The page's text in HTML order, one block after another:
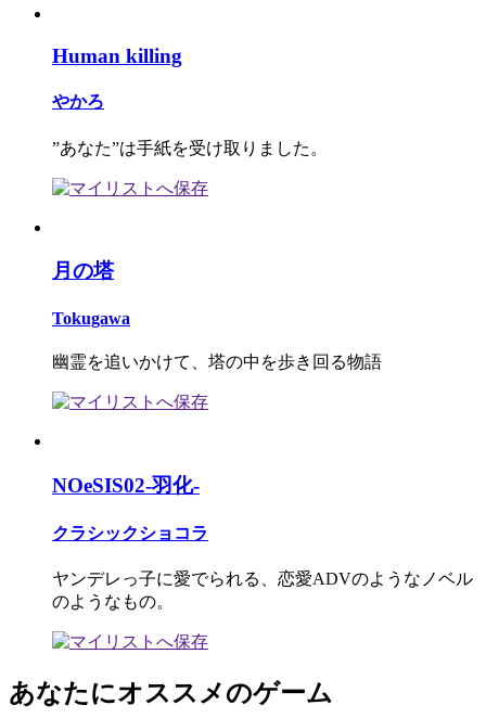
Human killing
やかろ
”あなた”は手紙を受け取りました。
月の塔
Tokugawa
幽霊を追いかけて、塔の中を歩き回る物語
NOeSIS02-羽化-
クラシックショコラ
ヤンデレっ子に愛でられる、恋愛ADVのようなノベル
のようなもの。
あなたにオススメのゲーム